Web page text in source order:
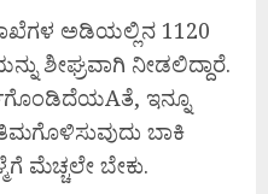
ಅಡಿಯಲ್ಲಿನ 1120
ಶೀಘ್ರವಾಗಿ ನೀಡಲಿದ್ದಾರೆ.
ಇನ್ನೂ
ಬಾಕಿ
ಮೆಚ್ಚಲೇ ಬೇಕು.